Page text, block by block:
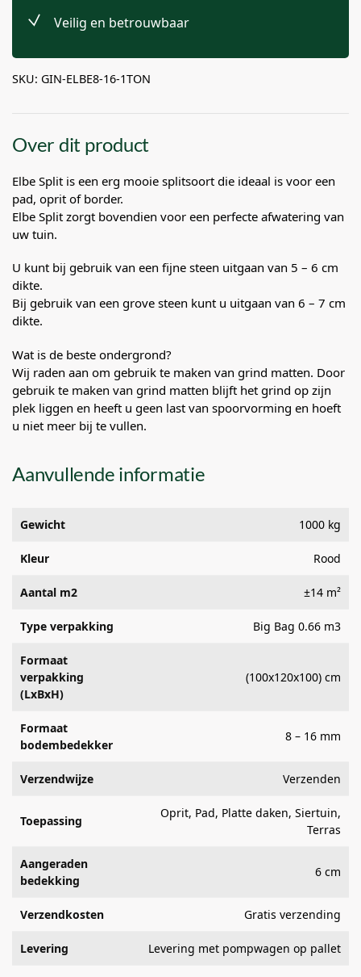
Veilig en betrouwbaar
SKU: GIN-ELBE8-16-1TON
Over dit product
Elbe Split is een erg mooie splitsoort die ideaal is voor een
pad, oprit of border.
Elbe Split zorgt bovendien voor een perfecte afwatering van
uw tuin.
U kunt bij gebruik van een fijne steen uitgaan van 5 – 6 cm
dikte.
Bij gebruik van een grove steen kunt u uitgaan van 6 – 7 cm
dikte.
Wat is de beste ondergrond?
Wij raden aan om gebruik te maken van grind matten. Door
gebruik te maken van grind matten blijft het grind op zijn
plek liggen en heeft u geen last van spoorvorming en hoeft
u niet meer bij te vullen.
Aanvullende informatie
Gewicht 1000 kg
Kleur Rood
Aantal m2 ±14 m²
Type verpakking Big Bag 0.66 m3
Formaat
verpakking
(LxBxH)
(100x120x100) cm
Formaat
bodembedekker
8 – 16 mm
Verzendwijze Verzenden
Toepassing
Oprit, Pad, Platte daken, Siertuin,
Terras
Aangeraden
bedekking
6 cm
Verzendkosten Gratis verzending
Levering Levering met pompwagen op pallet